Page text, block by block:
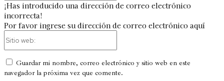
¡Has introducido una dirección de correo electrónico
incorrecta!
Por favor ingrese su dirección de correo electrónico aquí
Guardar mi nombre, correo electrónico y sitio web en este
navegador la próxima vez que comente.